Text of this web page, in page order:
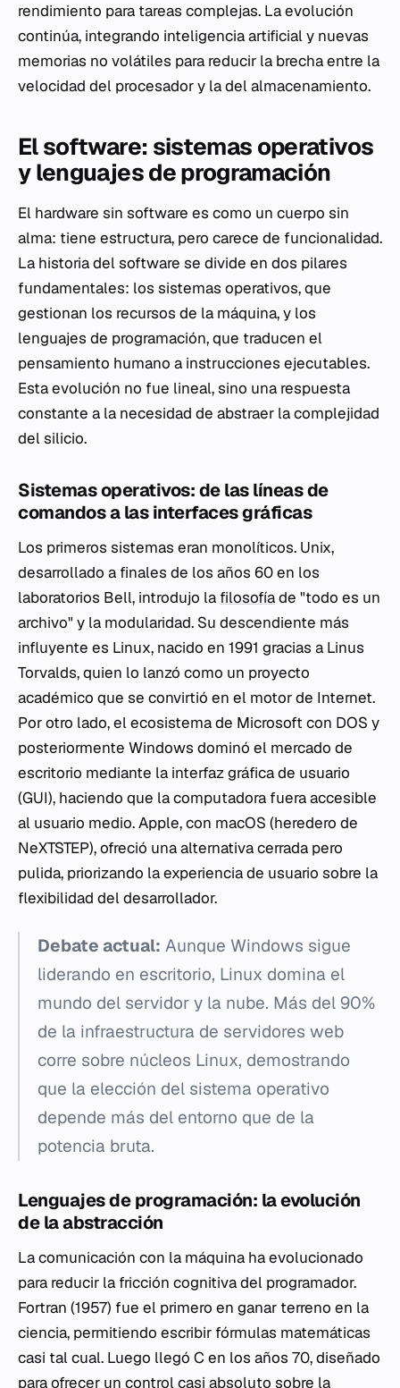
rendimiento para tareas complejas. La evolución
continúa, integrando inteligencia artificial y nuevas
memorias no volátiles para reducir la brecha entre la
velocidad del procesador y la del almacenamiento.
El software: sistemas operativos
y lenguajes de programación
El hardware sin software es como un cuerpo sin
alma: tiene estructura, pero carece de funcionalidad.
La historia del software se divide en dos pilares
fundamentales: los sistemas operativos, que
gestionan los recursos de la máquina, y los
lenguajes de programación, que traducen el
pensamiento humano a instrucciones ejecutables.
Esta evolución no fue lineal, sino una respuesta
constante a la necesidad de abstraer la complejidad
del silicio.
Sistemas operativos: de las líneas de
comandos a las interfaces gráficas
Los primeros sistemas eran monolíticos. Unix,
desarrollado a finales de los años 60 en los
laboratorios Bell, introdujo la filosofíade "todo es un
archivo" y la modularidad. Su descendiente más
influyente es Linux, nacido en 1991 gracias a Linus
Torvalds, quien lo lanzó como un proyecto
académico que se convirtió en el motor de Internet.
Por otro lado, el ecosistema de Microsoft con DOS y
posteriormente Windows dominó el mercado de
escritorio mediante la interfaz gráfica de usuario
(GUI), haciendo que la computadora fuera accesible
al usuario medio. Apple, con macOS (heredero de
NeXTSTEP), ofreció una alternativa cerrada pero
pulida, priorizando la experiencia de usuario sobre la
flexibilidad del desarrollador.
Debate actual: Aunque Windows sigue
liderando en escritorio, Linux domina el
mundo del servidor y la nube. Más del 90%
de la infraestructura de servidores web
corre sobre núcleos Linux, demostrando
que la elección del sistema operativo
depende más del entorno que de la
potencia bruta.
Lenguajes de programación: la evolución
de la abstracción
La comunicación con la máquina ha evolucionado
para reducir la fricción cognitiva del programador.
Fortran (1957) fue el primero en ganar terreno en la
ciencia, permitiendo escribir fórmulas matemáticas
casi tal cual. Luego llegó C en los años 70, diseñado
para ofrecer un control casi absoluto sobre la